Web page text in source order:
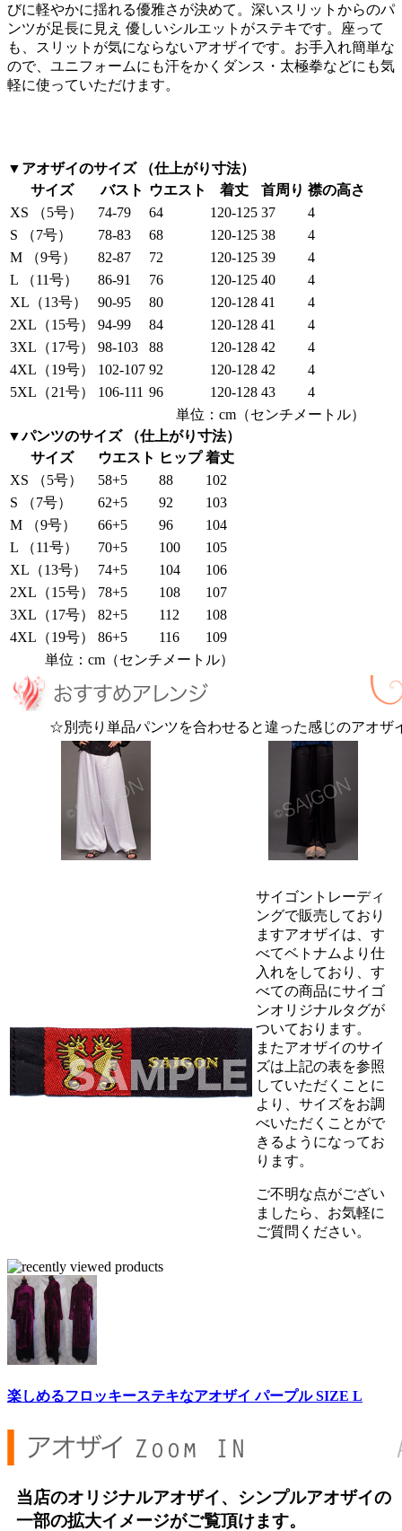
びに軽やかに揺れる優雅さが決めて。深いスリットからのパ
ンツが足長に見え 優しいシルエットがステキです。座って
も、スリットが気にならないアオザイです。お手入れ簡単な
ので、ユニフォームにも汗をかくダンス・太極拳などにも気
軽に使っていただけます。
▼アオザイのサイズ （仕上がり寸法）
サイズ
バスト ウエスト 着丈 首周り 襟の高さ
XS （5号）
74-79 64 120-125 37
4
S （7号）
78-83 68 120-125 38
4
M （9号）
82-87 72 120-125 39
4
L （11号）
86-91 76 120-125 40
4
XL（13号）
90-95 80 120-128 41
4
2XL（15号）
94-99 84 120-128 41
4
3XL（17号）
98-103 88 120-128 42
4
4XL（19号）
102-107 92 120-128 42
4
5XL（21号）
106-111 96 120-128 43
4
単位：cm（センチメートル）
▼パンツのサイズ （仕上がり寸法）
サイズ
ウエスト ヒップ 着丈
XS （5号）
58+5 88
102
S （7号）
62+5 92
103
M （9号）
66+5 96
104
L （11号）
70+5 100
105
XL（13号）
74+5 104
106
2XL（15号）
78+5 108
107
3XL（17号）
82+5 112
108
4XL（19号）
86+5 116
109
単位：cm（センチメートル）
☆別売り単品パンツを合わせると違った感じのアオザ
サイゴントレーディ
ングで販売しており
ますアオザイは、す
べてベトナムより仕
入れをしており、す
べての商品にサイゴ
ンオリジナルタグが
ついております。
またアオザイのサイ
ズは上記の表を参照
していただくことに
より、サイズをお調
べいただくことがで
きるようになってお
ります。
ご不明な点がござい
ましたら、お気軽に
ご質問ください。
楽しめるフロッキーステキなアオザイ パープル SIZE L
当店のオリジナルアオザイ、シンプルアオザイの
一部の拡大イメージがご覧頂けます。